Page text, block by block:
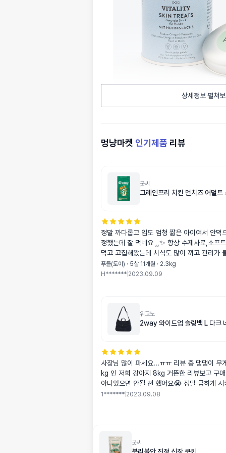
상세정보 펼쳐
멍냥마켓 인기제품 리뷰
굿씨
그레인프리 치킨 먼치즈 어덜
정말 까다롭고 입도 엄청 짧은 아이여서 안먹
정했는데 잘 먹네요 ,,✨ 항상 수제사료,소프
먹고 고집해왔는데 치석도 많이 끼고 관리가
에 바꿧는데 잘 바꿔준거같아용 1키로에 2만
가격이라구 생각하구요 기호성도 좋구 크기
푸들(토이) · 5살 11개월 · 2.3kg
H******* 2023.09.09
위고노
2way 와이드업 슬링백 L 다크
사장님 많이 파세요...ㅠㅠ 리뷰 중 댕댕이
kg 인 저희 강아지 8kg 거뜬한 리뷰보고 구
아니었으면 안될 뻔 했어요😭 정말 급하게 시켜서 급하다고
말씀 드렸더니 2시간 만에 출발, 하루 만에 도착.... 🚀 광고
마음에 듭니다 ....♥️ 그리고 가방 구멍은 앉은 키로 보았을 때
1******* 2023.09.08
굿씨